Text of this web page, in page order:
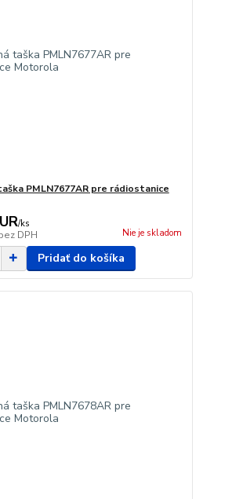
PMLN7677AR pre rádiostanice
/ks
DPH Nie je skladom
Pridať do košíka